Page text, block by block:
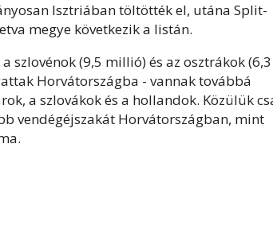
Isztriában töltötték el, utána Split-
megye következik a listán.
(9,5 millió) és az osztrákok (6,3
Horvátországba - vannak továbbá
a szlovákok és a hollandok. Közülük
vendégéjszakát Horvátországban, mint